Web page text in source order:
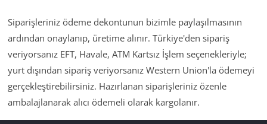
Siparişleriniz ödeme dekontunun bizimle paylaşılmasının
ardından onaylanıp, üretime alınır. Türkiye'den sipariş
veriyorsanız EFT, Havale, ATM Kartsız İşlem seçenekleriyle;
yurt dışından sipariş veriyorsanız Western Union'la ödemeyi
gerçekleştirebilirsiniz. Hazırlanan siparişleriniz özenle
ambalajlanarak alıcı ödemeli olarak kargolanır.